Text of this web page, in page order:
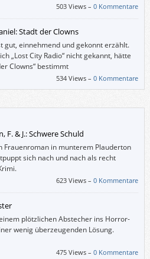
503 Views –0 Kommentare
Stadt der Clowns
gut, einnehmend und gekonnt erzählt.
„Lost City Radio“ nicht gekannt, hätte
Clowns“ bestimmt
und wohlwollender gelesen.
534 Views –0 Kommentare
F. & J.: Schwere Schuld
Frauenroman in munterem Plauderton
sich nach und nach als recht
623 Views –0 Kommentare
plötzlichen Abstecher ins Horror-
wenig überzeugenden Lösung.
475 Views –0 Kommentare